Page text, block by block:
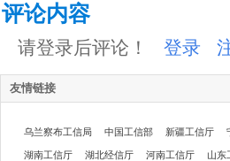
评论内容
请登录后评论！ 登录
友情链接
乌兰察布工信局 中国工信部 新疆工信厅
湖南工信厅 湖北经信厅 河南工信厅 山东